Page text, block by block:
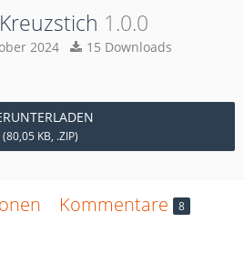
1.0.0
2024
15 Downloads
(80,05 KB, .ZIP)
Kommentare 8